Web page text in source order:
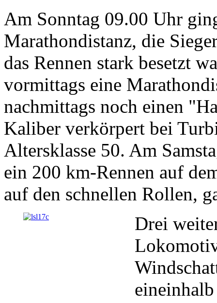
Am Sonntag 09.00 Uhr
Marathondistanz, die
das Rennen stark besetzt
vormittags eine
nachmittags noch einen
Kaliber verkörpert bei
Altersklasse 50. Am
ein 200 km-Rennen auf
auf den schnellen Rollen,
Drei